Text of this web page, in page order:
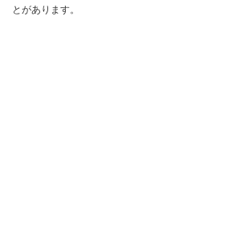
とがあります。